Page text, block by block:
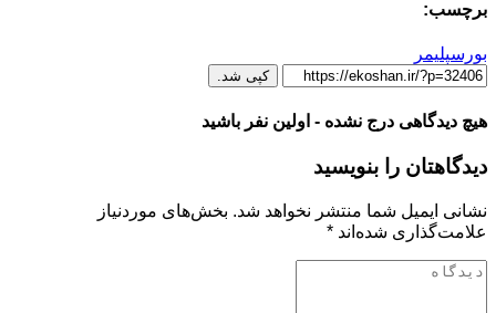
برچسب:
بورسپلیمر
کپی شد.
هیچ دیدگاهی درج نشده - اولین نفر باشید
دیدگاهتان را بنویسید
نشانی ایمیل شما منتشر نخواهد شد. بخش‌های موردنیاز
علامت‌گذاری شده‌اند *